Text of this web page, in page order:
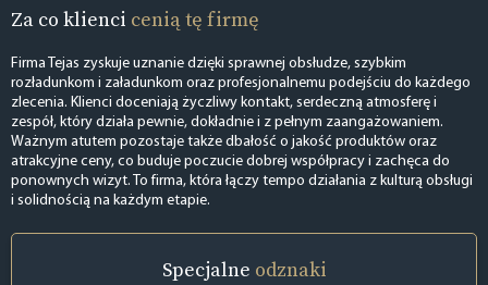
Za co klienci cenią tę firmę
Firma Tejas zyskuje uznanie dzięki sprawnej obsłudze, szybkim
rozładunkom i załadunkom oraz profesjonalnemu podejściu do każdego
zlecenia. Klienci doceniają życzliwy kontakt, serdeczną atmosferę i
zespół, który działa pewnie, dokładnie i z pełnym zaangażowaniem.
Ważnym atutem pozostaje także dbałość o jakość produktów oraz
atrakcyjne ceny, co buduje poczucie dobrej współpracy i zachęca do
ponownych wizyt. To firma, która łączy tempo działania z kulturą obsługi
i solidnością na każdym etapie.
Specjalne odznaki